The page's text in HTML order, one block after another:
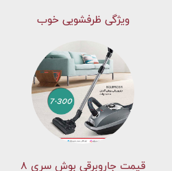
ویژگی ظرفشویی خوب
قیمت جاروبرقی بوش سری ۸